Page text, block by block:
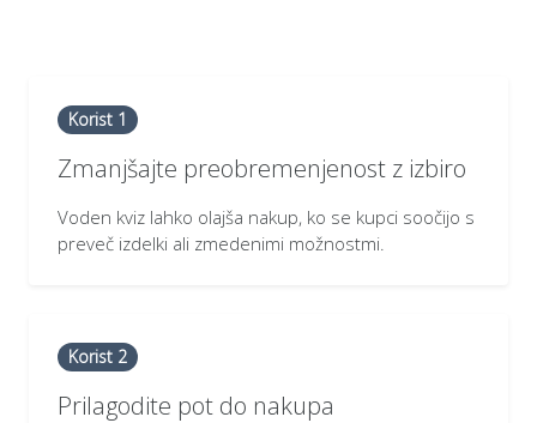
Korist 1
Zmanjšajte preobremenjenost z izbiro
Voden kviz lahko olajša nakup, ko se kupci soočijo s
preveč izdelki ali zmedenimi možnostmi.
Korist 2
Prilagodite pot do nakupa